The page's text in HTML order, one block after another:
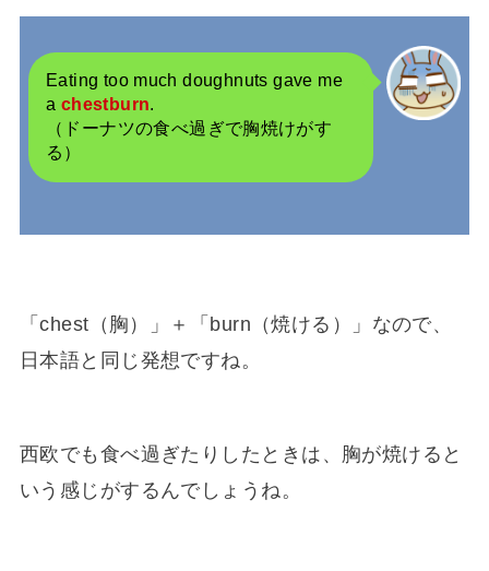
Eating too much doughnuts gave me
a chestburn.
（ドーナツの食べ過ぎで胸焼けがす
る）
「chest（胸）」＋「burn（焼ける）」なので、
日本語と同じ発想ですね。
西欧でも食べ過ぎたりしたときは、胸が焼けると
いう感じがするんでしょうね。